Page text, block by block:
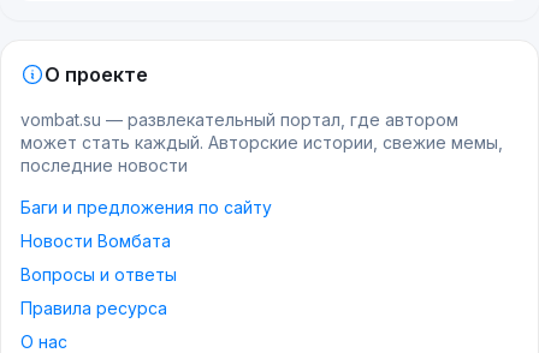
О проекте
vombat.su — развлекательный портал, где автором
может стать каждый. Авторские истории, свежие мемы,
последние новости
Баги и предложения по сайту
Новости Вомбата
Вопросы и ответы
Правила ресурса
О нас